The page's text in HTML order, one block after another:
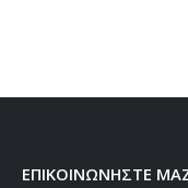
ΕΠΙΚΟΙΝΩΝΗΣΤΕ